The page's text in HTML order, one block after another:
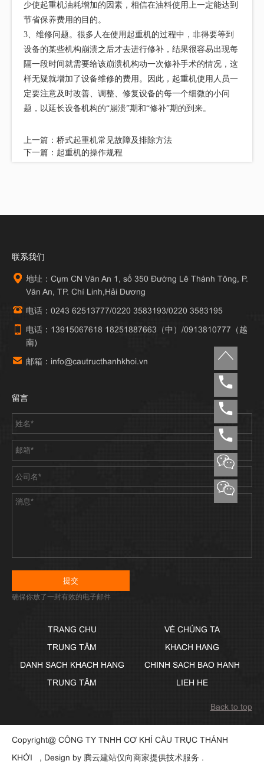
少使起重机油耗增加的因素，相信在油料使用上一定能达到
节省保养费用的目的。
3、维修问题。很多人在使用起重机的过程中，非得要等到
设备的某些机构崩溃之后才去进行修补，结果很容易出现每
隔一段时间就需要给该崩溃机构动一次修补手术的情况，这
样无疑就增加了设备维修的费用。因此，起重机使用人员一
定要注意及时改善、调整、修复设备的每一个细微的小问
题，以延长设备机构的“崩溃”期和“修补”期的到来。
上一篇：桥式起重机常见故障及排除方法
下一篇： 起重机的操作规程
联系我们
地址：Cụm CN Văn An 1, số 350 Đường Lê Thánh Tông, P.
Văn An, TP. Chí Linh,Hải Dương
电话：0243 62513777/0220 3583193/0220 3583195
电话：13915067618 18251887663（中）/0913810777（越
南)
邮箱：info@cautructhanhkhoi.vn
留言
确保你放了一封有效的电子邮件
TRANG CHU
VỀ CHÚNG TA
TRUNG TÂM
KHACH HANG
DANH SACH KHACH HANG
CHINH SACH BAO HANH
TRUNG TÂM
LIEH HE
Back to top
Copyright@ CÔNG TY TNHH CƠ KHÍ CẦU TRỤC THÁNH
KHỞI , Design by 腾云建站仅向商家提供技术服务 .